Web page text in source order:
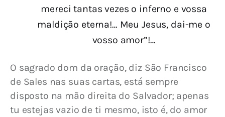
mereci tantas vezes o inferno e vossa
maldição eterna!… Meu Jesus, dai-me o
vosso amor”!…
O sagrado dom da oração, diz São Francisco
de Sales nas suas cartas, está sempre
disposto na mão direita do Salvador; apenas
tu estejas vazio de ti mesmo, isto é, do amor